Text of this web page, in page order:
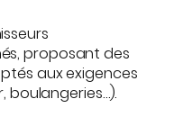
proposant des
aux exigences
boulangeries…).